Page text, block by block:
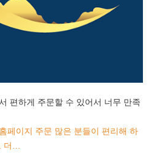
편하게 주문할 수 있어서 너무 만족
페이지 주문 많은 분들이 편리해 하
더…